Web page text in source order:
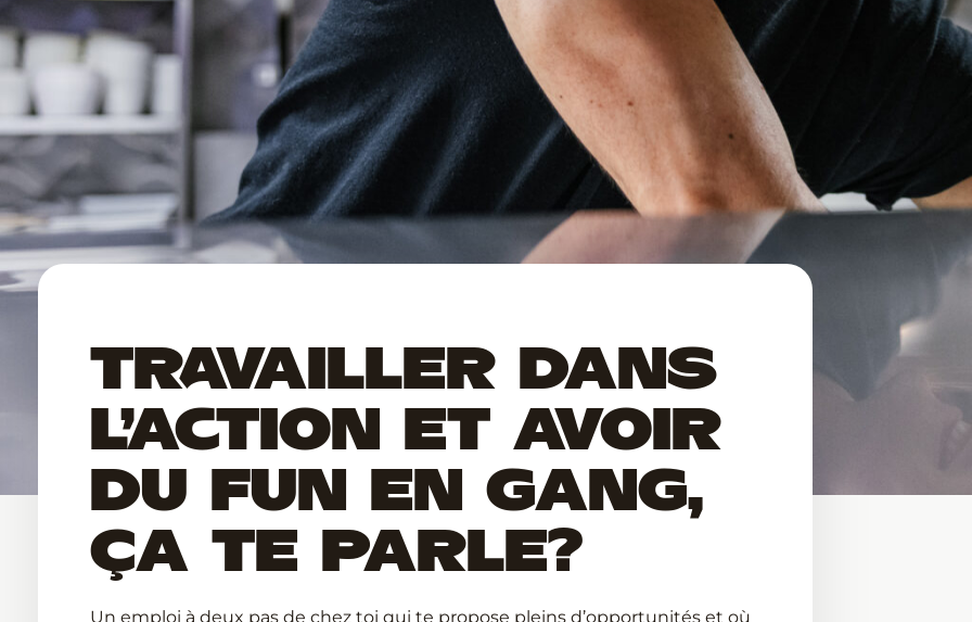
TRAVAILLER DANS
L’ACTION ET AVOIR
DU FUN EN GANG,
ÇA TE PARLE?
Un emploi à deux pas de chez toi qui te propose pleins d’opportunités et où